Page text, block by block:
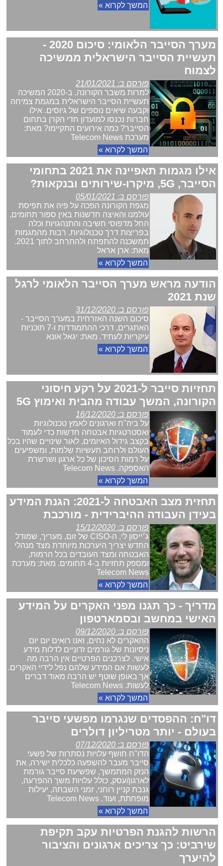
המשך לקרוא »
מערך הסייבר הלאומי: סיכום 2020 -
תעשיית הסייבר הישראלית ממשיכה
לצמוח
פורסם ב: 21/01/2021
למרות משבר הקורונה, ב-2020 המשיכה
תעשיית הסייבר הישראלית במגמת צמיחה
וקבעה שיאים נוספים של גיוסים. אילו
חברות נכנסו למועדון חדי הקרן בתחום
הסייבר? כמה אירועים התקיימו? מאת:
מערכת Telecom News
המשך לקרוא »
אילו מגמות תאפיינה את 2021 בתחומי
הסייבר, 5G, מיקרו-שירותים ובנקאות?
פורסם ב: 05/01/2021
מגפת הקורונה הפכה על פיה את תפיסת
עולמנו והאיצה חדשנות באין ספור תחומים,
החל מדפוסי חשיבה והתנהגויות וכלה
בפריצות דרך טכנולוגיות. רבות מהמגמות
תמשכנה להתפתח ולהתרחב לתוך 2021.
מאת: ארן אראל
המשך לקרוא »
הודעה מראש מערך הסייבר הלאומי לרגל
שנת 2021
פורסם ב: 31/12/2020
סיכום השנה האזרחית במערך הסייבר -
האתגרים, דרכי ההתמודדות ו-7 תוכניות
עיקריות לעתיד. מאת: יגאל אונא
המשך לקרוא »
תחזיות סייבר ל-2021 על רקע חיסוני
הקורונה, המשך עבודה מהבית ואימוץ 5G
פורסם ב: 16/12/2020
על ביה"ח וארגונים לאמץ טכנולוגיות
ואסטרטגיות אבטחה חדשות כדי לעמוד
בקצב גידול האיומים, לאור שינויים שהיו בכל
העולם ולרוחב תעשיות שלמות, ומשפיעים
על רמות הסיכון של כל ארגון ושרשרת
האספקה. Telecom News
המשך לקרוא »
תחזית מצב האבטחה ל-2021: הגנת המידע
בעידן העבודה ההיברידית - מורכבת
פורסם ב: 15/12/2020
ג׳ייסון לי, ה-CISO של זום, מעריך, שמודל
החדש יצריך היערכות מיוחדת מצד מנהלי
האבטחה ומצד העובדים בכל הרמות,
ומספק תחזיות ב-4 תחומים. מאת: מערכת
Telecom News
המשך לקרוא »
מדריך - כך תגנו מפני האקרים על המידע
האישי במחשב ובסמארטפון
פורסם ב: 09/12/2020
ההאקרים לא נחים, ואנו רואים יום יום
ניסיונות של גורמים זדוניים לדלות מידע
אישי. לצרכנים הפרטיים אין הרבה מה
לעשות אם המידע שלהם נפל לידיי האקרים.
אך באופן שוטף יש הרבה מאוד דברים
לעשות. Telecom News
המשך לקרוא »
דו"ח: ההפסדים שנגרמו מפשעי סייבר
בעולם - יותר מטריליון דולרים
פורסם ב: 07/12/2020
הדו"ח חושף עלויות נסתרות של פשעי
סייבר מעבר להשפעה כלכלית ישירה, את
הנזק המתמשך, שפשיעת סייבר גורמת
לארגון/עסק, כולל עלויות משך ההפרעה,
גנבת קניין רוחני, זמני השבתה, יעילות
מופחתת, ועוד. Telecom News
המשך לקרוא »
הרשות להגנת הפרטיות עקב תקיפת
שירביט: כך צריכים ארגונים והציבור
להיערך